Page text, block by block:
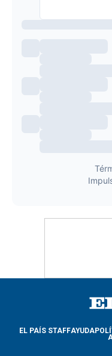
EL PAÍS STAFFAYUDA